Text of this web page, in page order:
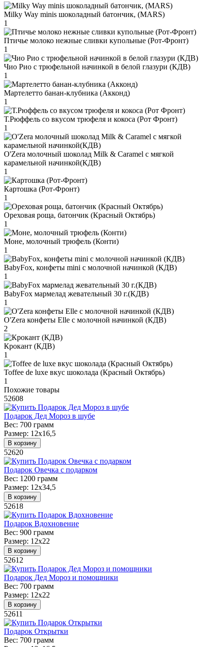
Milky Way minis шоколадный батончик, (MARS)
1
Птичье молоко нежные сливки купольные (Рот-Фронт)
1
Чио Рио с трюфельной начинкой в белой глазури (КДВ)
1
Мартелетто банан-клубника (Акконд)
1
Т.Рюффель со вкусом трюфеля и кокоса (Рот Фронт)
1
O'Zera молочный шоколад Milk & Caramel с мягкой
карамельной начинкой(КДВ)
1
Картошка (Рот-Фронт)
1
Ореховая роща, батончик (Красный Октябрь)
1
Моне, молочный трюфель (Конти)
1
BabyFox, конфеты mini c молочной начинкой (КДВ)
1
BabyFox мармелад жевательный 30 г.(КДВ)
1
O'Zera конфеты Elle с молочной начинкой (КДВ)
2
Крокант (КДВ)
1
Toffee de luxe вкус шоколада (Красный Октябрь)
1
Похожие товары
52608
Подарок Дед Мороз в шубе
Вес: 700 грамм
Размер: 12х16,5
В корзину
52620
Подарок Овечка с подарком
Вес: 1200 грамм
Размер: 12х34,5
В корзину
52618
Подарок Вдохновение
Вес: 900 грамм
Размер: 12х22
В корзину
52612
Подарок Дед Мороз и помощники
Вес: 700 грамм
Размер: 12х22
В корзину
52611
Подарок Открытки
Вес: 700 грамм